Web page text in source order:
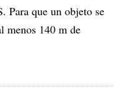
Para que un objeto se
menos 140 m de